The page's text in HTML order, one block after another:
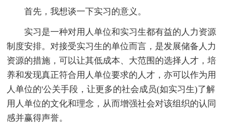
首先，我想谈一下实习的意义。
实习是一种对用人单位和实习生都有益的人力资源
制度安排。对接受实习生的单位而言，是发展储备人力
资源的措施，可以让其低成本、大范围的选择人才，培
养和发现真正符合用人单位要求的人才，亦可以作为用
人单位的'公关手段，让更多的社会成员(如实习生)了解
用人单位的文化和理念，从而增强社会对该组织的认同
感并赢得声誉。